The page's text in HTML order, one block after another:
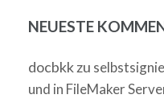
NEUESTE
docbkkzu
und in FileMaker